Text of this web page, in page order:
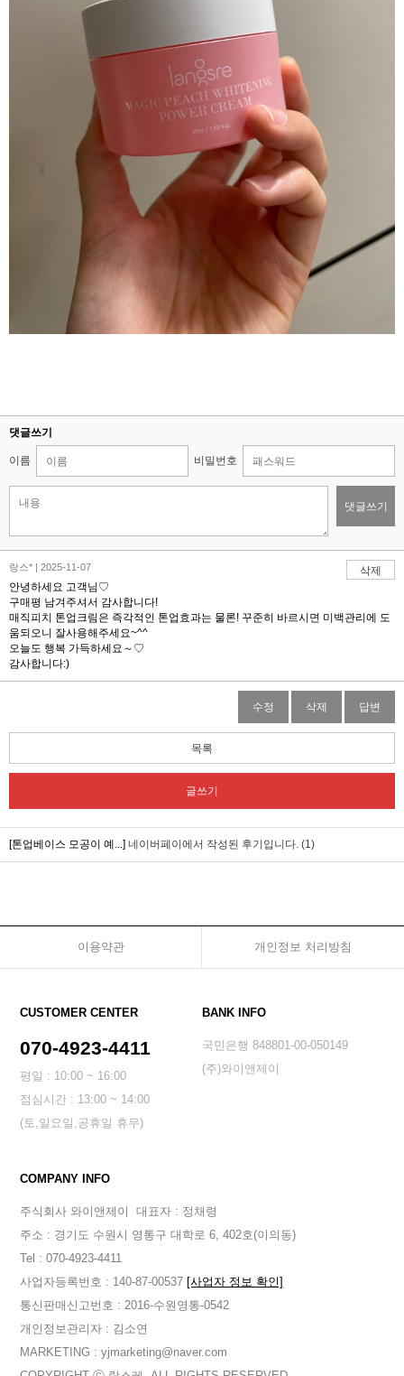
댓글쓰기
이름 비밀번호
댓글쓰기
랑스* | 2025-11-07
삭제
안녕하세요 고객님♡
구매평 남겨주셔서 감사합니다!
매직피치 톤업크림은 즉각적인 톤업효과는 물론! 꾸준히 바르시면 미백관리에 도
움되오니 잘사용해주세요~^^
오늘도 행복 가득하세요～♡
감사합니다:)
수정 삭제 답변
목록
글쓰기
[톤업베이스 모공이 예...] 네이버페이에서 작성된 후기입니다. (1)
이용약관 개인정보 처리방침
CUSTOMER CENTER
070-4923-4411
평일 : 10:00 ~ 16:00
점심시간 : 13:00 ~ 14:00
(토,일요일,공휴일 휴무)
BANK INFO
국민은행 848801-00-050149
(주)와이앤제이
COMPANY INFO
주식회사 와이앤제이
대표자 : 정채령
주소 : 경기도 수원시 영통구 대학로 6, 402호(이의동)
Tel : 070-4923-4411
사업자등록번호 : 140-87-00537 [사업자 정보 확인]
통신판매신고번호 : 2016-수원영통-0542
개인정보관리자 : 김소연
MARKETING : yjmarketing@naver.com